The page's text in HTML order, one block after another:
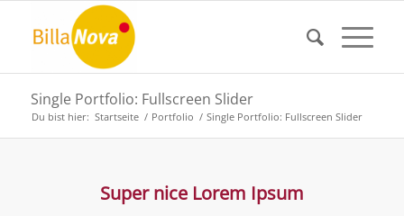
Single Portfolio: Fullscreen Slider
Du bist hier: Startseite / Portfolio / Single Portfolio: Fullscreen Slider
Super nice Lorem Ipsum